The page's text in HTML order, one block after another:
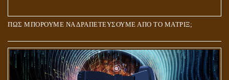
ΠΩΣ ΜΠΟΡΟΥΜΕ ΝΑ ΔΡΑΠΕΤΕΥΣΟΥΜΕ ΑΠΟ ΤΟ ΜΑΤΡΙΞ;